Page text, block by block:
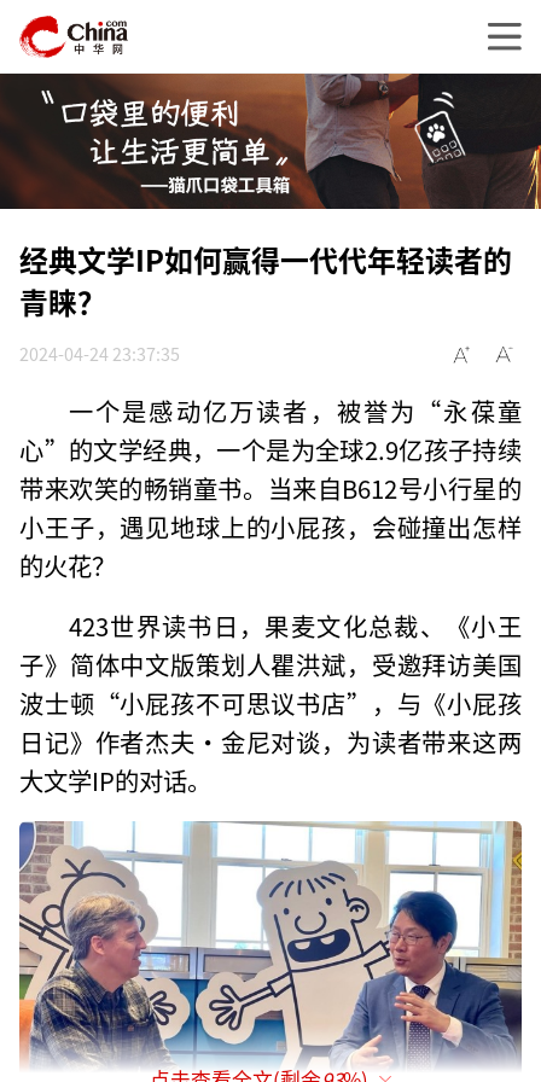
经典文学IP如何赢得一代代年轻读者的
青睐？
2024-04-24 23:37:35
一个是感动亿万读者，被誉为“永葆童
心”的文学经典，一个是为全球2.9亿孩子持续
带来欢笑的畅销童书。当来自B612号小行星的
小王子，遇见地球上的小屁孩，会碰撞出怎样
的火花？
423世界读书日，果麦文化总裁、《小王
子》简体中文版策划人瞿洪斌，受邀拜访美国
波士顿“小屁孩不可思议书店”，与《小屁孩
日记》作者杰夫·金尼对谈，为读者带来这两
大文学IP的对话。